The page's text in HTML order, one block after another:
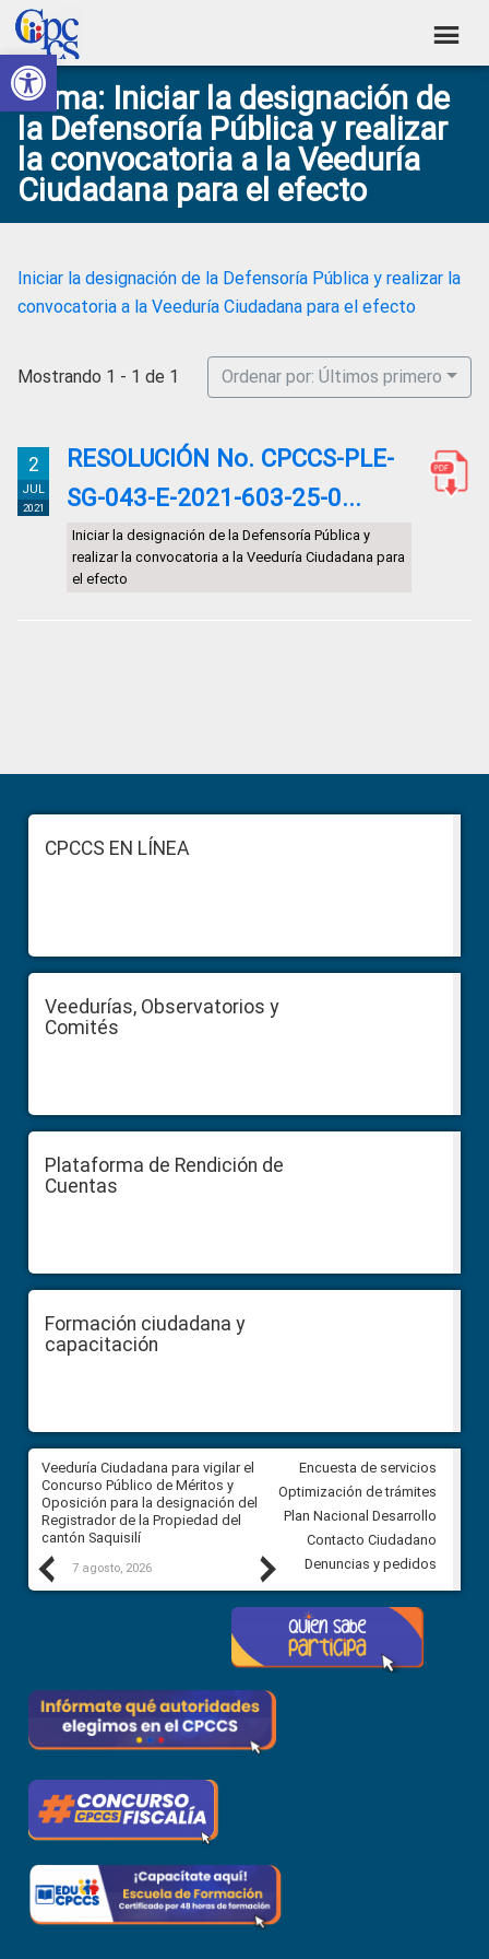
Abrir barra de herramientas
Skip
to
primary
navigation
Skip
to
main
content
Skip
to
primary
sidebar
Skip
to
footer
Consejo
de
Participación
Ciudadana
y
Social
Construyendo
Poder
Ciudadano
Tema: Iniciar la designación de
la Defensoría Pública y realizar
la convocatoria a la Veeduría
Ciudadana para el efecto
Iniciar la designación de la Defensoría Pública y realizar la
convocatoria a la Veeduría Ciudadana para el efecto
Mostrando 1 - 1 de 1 Ordenar por: Últimos primero
2
JUL
2021
RESOLUCIÓN No. CPCCS-PLE-
SG-043-E-2021-603-25-0...
Iniciar la designación de la Defensoría Pública y
realizar la convocatoria a la Veeduría Ciudadana para
el efecto
Sidebar
FooterCPCCS EN LÍNEA
Veedurías, Observatorios y
Comités
Plataforma de Rendición de
Cuentas
Formación ciudadana y
capacitación
Previous
Veeduría Ciudadana para vigilar el
Concurso Público de Méritos y
Oposición para la designación del
Registrador de la Propiedad del
cantón Saquisilí
7 agosto, 2026
Veeduría Ciudadana para
construcción del asfaltado de
Ballenita del cantón Santa
7 agosto, 2026
Next
Encuesta de servicios
Optimización de trámites
Plan Nacional Desarrollo
Contacto Ciudadano
Denuncias y pedidos